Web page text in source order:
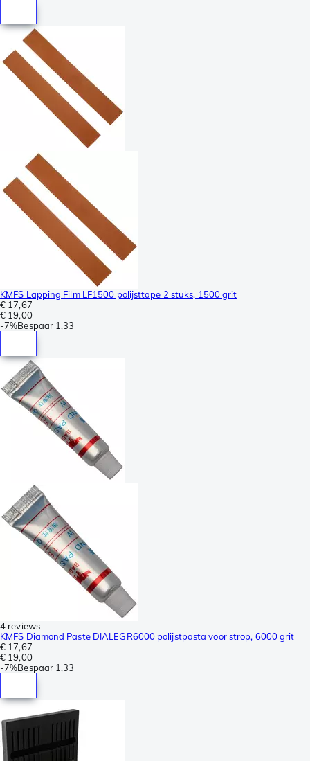
KMFS Lapping Film LF1500 polijsttape 2 stuks, 1500 grit
€ 17,67
€ 19,00
-7%Bespaar 1,33
4 reviews
KMFS Diamond Paste DIALEGR6000 polijstpasta voor strop, 6000 grit
€ 17,67
€ 19,00
-7%Bespaar 1,33